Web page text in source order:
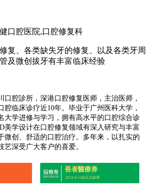
口腔医院,口腔修复科
复、各类缺失牙的修复、以及各类牙周
及微创拔牙有丰富临床经验
腔診所，深港口腔修复医师，主治医师，
腔临床诊疗近10年。 毕业于广州医科大学，
大学进修与学习，拥有高水平的口腔综合诊
美学设计在口腔修复领域有深入研究与丰富
微创、舒适的口腔治疗。多年来，以扎实的
深受广大客户的喜爱。
長者醫療券
2024.8.14起正式啟用